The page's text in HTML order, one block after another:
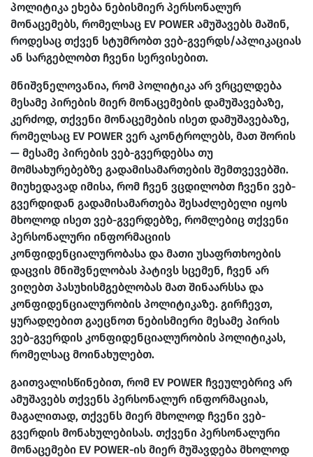
პოლიტიკა ეხება ნებისმიერ პერსონალურ
მონაცემებს, რომელსაც EV POWER ამუშავებს მაშინ,
როდესაც თქვენ სტუმრობთ ვებ-გვერდს/აპლიკაციას
ან სარგებლობთ ჩვენი სერვისებით.
მნიშვნელოვანია, რომ პოლიტიკა არ ვრცელდება
მესამე პირების მიერ მონაცემების დამუშავებაზე,
კერძოდ, თქვენი მონაცემების ისეთ დამუშავებაზე,
რომელსაც EV POWER ვერ აკონტროლებს, მათ შორის
— მესამე პირების ვებ-გვერდებსა თუ
მომსახურებებზე გადამისამართების შემთვევებში.
მიუხედავად იმისა, რომ ჩვენ ვცდილობთ ჩვენი ვებ-
გვერდიდან გადამისამართება შესაძლებელი იყოს
მხოლოდ ისეთ ვებ-გვერდებზე, რომლებიც თქვენი
პერსონალური ინფორმაციის
კონფიდენციალურობასა და მათი უსაფრთხოების
დაცვის მნიშვნელობას პატივს სცემენ, ჩვენ არ
ვიღებთ პასუხისმგებლობას მათ შინაარსსა და
კონფიდენციალურობის პოლიტიკაზე. გირჩევთ,
ყურადღებით გაეცნოთ ნებისმიერი მესამე პირის
ვებ-გვერდის კონფიდენციალურობის პოლიტიკას,
რომელსაც მოინახულებთ.
გაითვალისწინებით, რომ EV POWER ჩვეულებრივ არ
ამუშავებს თქვენს პერსონალურ ინფორმაციას,
მაგალითად, თქვენს მიერ მხოლოდ ჩვენი ვებ-
გვერდის მონახულებისას. თქვენი პერსონალური
მონაცემები EV POWER-ის მიერ მუშავდება მხოლოდ